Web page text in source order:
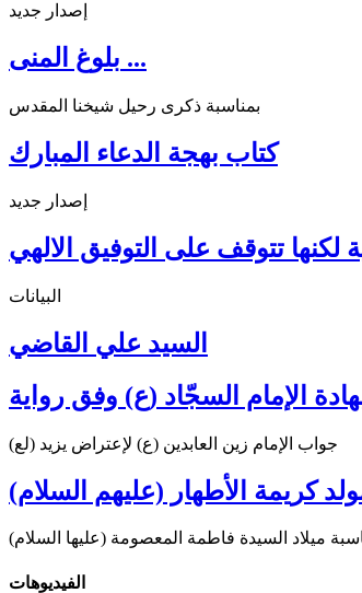
إصدار جديد
بلوغ المنى ...
بمناسبة ذكرى رحيل شيخنا المقدس
كتاب بهجة الدعاء المبارك
إصدار جديد
لكنها تتوقف على التوفيق الالهي
البيانات
السيد علي القاضي
الإمام السجّاد (ع) وفق رواية
جواب الإمام زين العابدين (ع) لإعتراض يزيد (لع)
كريمة الأطهار (عليهم السلام)
ميلاد السيدة فاطمة المعصومة (عليها السلام)
الفیدیوهات